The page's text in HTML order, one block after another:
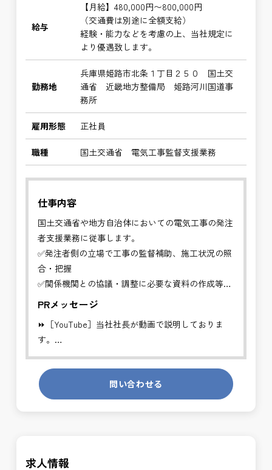
給与
【月給】480,000円〜800,000円
（交通費は別途に全額支給）
経験・能力などを考慮の上、当社規定に
より優遇致します。
勤務地
兵庫県姫路市北条１丁目２５０ 国土交
通省 近畿地方整備局 姫路河川国道事
務所
雇用形態 正社員
職種 国土交通省 電気工事監督支援業務
仕事内容
国土交通省や地方自治体においての電気工事の発注
者支援業務に従事します。
✅発注者側の立場で工事の監督補助、施工状況の照
合・把握
✅関係機関との協議・調整に必要な資料の作成等
質管理、設計変
更などの支援を行います。
※基本的に、土日祝祭日は、休日となります。
＊受注が多く、増員募集しております。
か？
PRメッセージ
⏩［YouTube］当社社長が動画で説明しておりま
す。
https://youtube.com/channel/
発注者側の立場で業務を行う、やりがいのあるお仕
事です。
長期的にお仕事が出来る方を募集しております。
✅ストレスのない、上下関係を気にしなくてもよい
問い合わせる
求人情報